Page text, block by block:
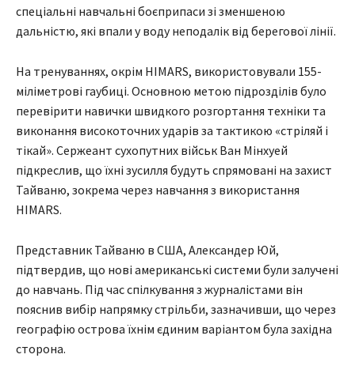
спеціальні навчальні боєприпаси зі зменшеною
дальністю, які впали у воду неподалік від берегової лінії.
На тренуваннях, окрім HIMARS, використовували 155-
міліметрові гаубиці. Основною метою підрозділів було
перевірити навички швидкого розгортання техніки та
виконання високоточних ударів за тактикою «стріляй і
тікай». Сержеант сухопутних військ Ван Мінхуей
підкреслив, що їхні зусилля будуть спрямовані на захист
Тайваню, зокрема через навчання з використання
HIMARS.
Представник Тайваню в США, Александер Юй,
підтвердив, що нові американські системи були залучені
до навчань. Під час спілкування з журналістами він
пояснив вибір напрямку стрільби, зазначивши, що через
географію острова їхнім єдиним варіантом була західна
сторона.